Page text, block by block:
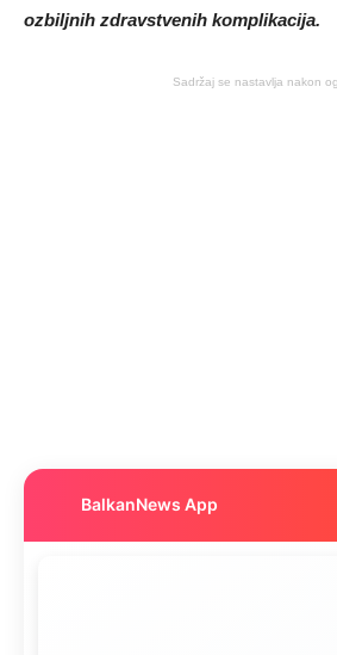
ozbiljnih zdravstvenih komplikacija.
Sadržaj se nastavlja nakon
BalkanNews App